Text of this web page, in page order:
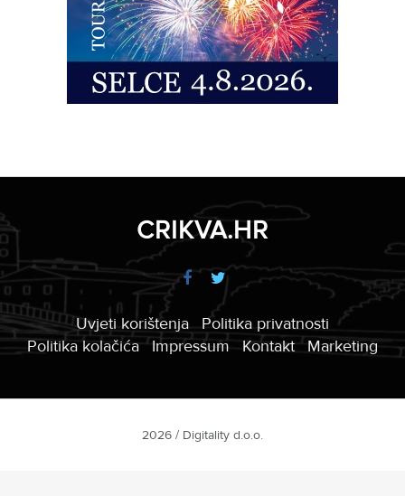
CRIKVA.HR
Uvjeti korištenja
Politika privatnosti
Politika kolačića
Impressum Kontakt Marketing
2026 / Digitality d.o.o.